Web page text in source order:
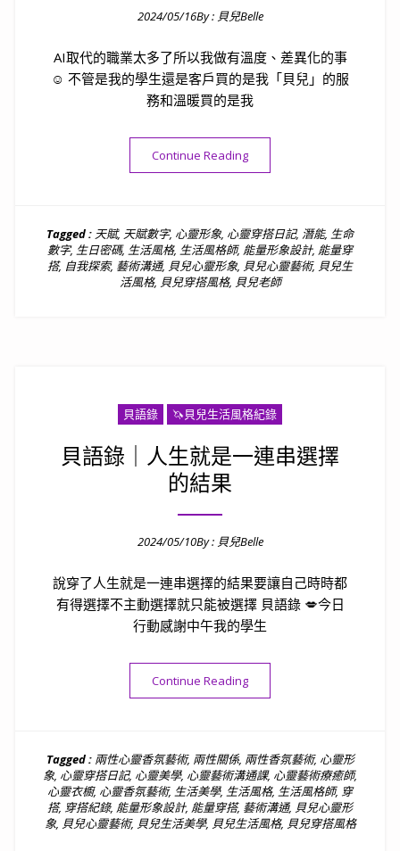
2024/05/16By : 貝兒Belle
AI取代的職業太多了所以我做有溫度、差異化的事
☺️ 不管是我的學生還是客戶買的是我「貝兒」的服
務和溫暖買的是我
Continue Reading“了解自己的天賦，不被AI取
Tagged : 天賦, 天賦數字, 心靈形象, 心靈穿搭日記, 潛能, 生命
數字, 生日密碼, 生活風格, 生活風格師, 能量形象設計, 能量穿
搭, 自我探索, 藝術溝通, 貝兒心靈形象, 貝兒心靈藝術, 貝兒生
活風格, 貝兒穿搭風格, 貝兒老師
貝語錄 🦄️貝兒生活風格紀錄
貝語錄｜人生就是一連串選擇
的結果
2024/05/10By : 貝兒Belle
說穿了人生就是一連串選擇的結果要讓自己時時都
有得選擇不主動選擇就只能被選擇 貝語錄 💋今日
行動感謝中午我的學生
Continue Reading“貝語錄｜人生就是一連串選
Tagged : 兩性心靈香氛藝術, 兩性關係, 兩性香氛藝術, 心靈形
象, 心靈穿搭日記, 心靈美學, 心靈藝術溝通課, 心靈藝術療癒師,
心靈衣櫥, 心靈香氛藝術, 生活美學, 生活風格, 生活風格師, 穿
搭, 穿搭紀錄, 能量形象設計, 能量穿搭, 藝術溝通, 貝兒心靈形
象, 貝兒心靈藝術, 貝兒生活美學, 貝兒生活風格, 貝兒穿搭風格